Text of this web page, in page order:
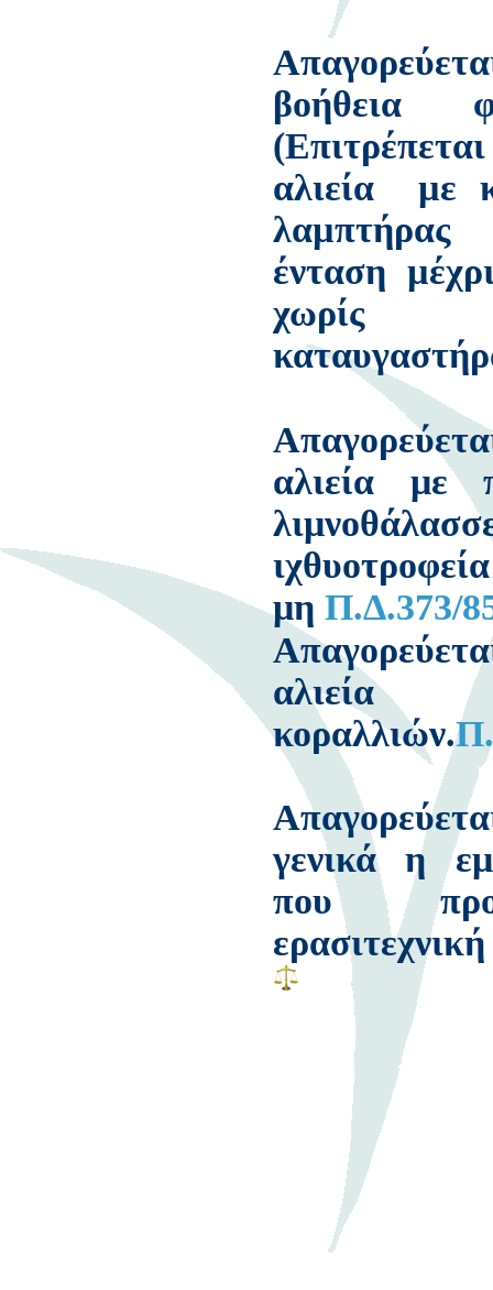
βοήθεια
αλιεία µε
ένταση
χωρίς
αλιεία με
μη Π.Δ.373/
αλιεία
κοραλλιών.
γενικά η
που